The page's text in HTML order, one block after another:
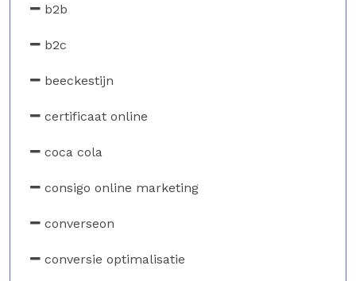
b2b
b2c
beeckestijn
certificaat online
coca cola
consigo online marketing
converseon
conversie optimalisatie